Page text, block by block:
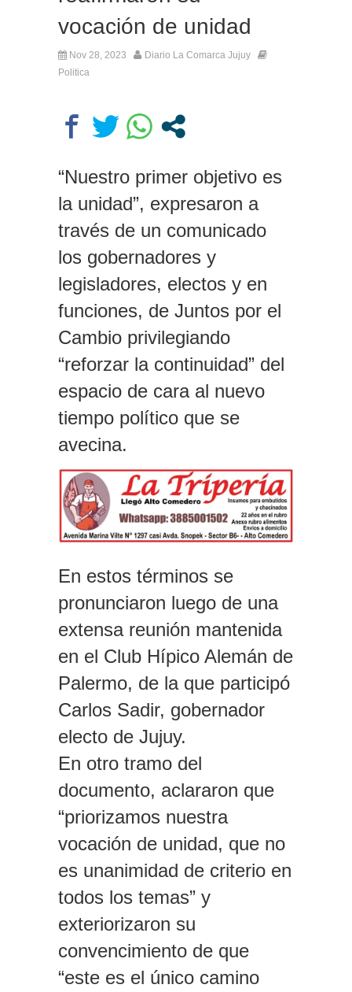
vocación de unidad
Nov 28, 2023
Diario La Comarca Jujuy
Politica
“Nuestro primer objetivo es
la unidad”, expresaron a
través de un comunicado
los gobernadores y
legisladores, electos y en
funciones, de Juntos por el
Cambio privilegiando
“reforzar la continuidad” del
espacio de cara al nuevo
tiempo político que se
avecina.
En estos términos se
pronunciaron luego de una
extensa reunión mantenida
en el Club Hípico Alemán de
Palermo, de la que participó
Carlos Sadir, gobernador
electo de Jujuy.
En otro tramo del
documento, aclararon que
“priorizamos nuestra
vocación de unidad, que no
es unanimidad de criterio en
todos los temas” y
exteriorizaron su
convencimiento de que
“este es el único camino